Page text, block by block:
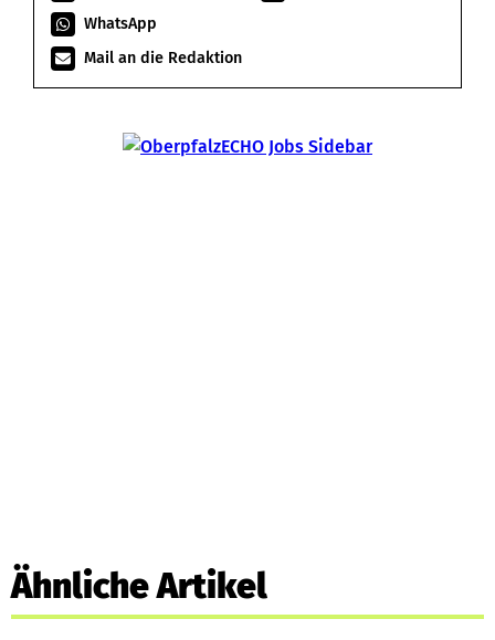
WhatsApp
Mail an die Redaktion
Ähnliche Artikel